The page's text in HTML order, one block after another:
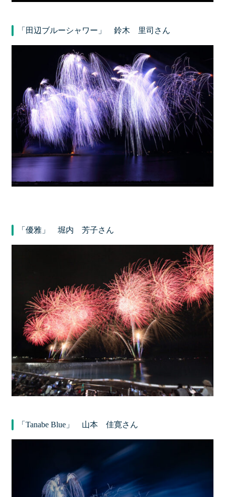
「田辺ブルーシャワー」 鈴木 里司さん
「優雅」 堀内 芳子さん
「Tanabe Blue」 山本 佳寛さん